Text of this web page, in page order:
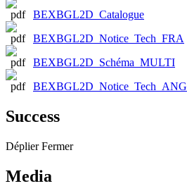
BEXBGL2D_Catalogue
BEXBGL2D_Notice_Tech_FRA
BEXBGL2D_Schéma_MULTI
BEXBGL2D_Notice_Tech_ANG
Success
Déplier Fermer
Media